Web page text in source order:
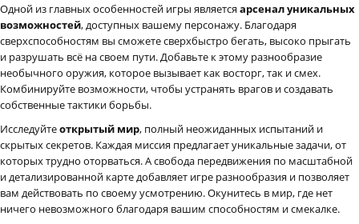
Одной из главных особенностей игры является арсенал уникальных
возможностей, доступных вашему персонажу. Благодаря
сверхспособностям вы сможете сверхбыстро бегать, высоко прыгать
и разрушать всё на своем пути. Добавьте к этому разнообразие
необычного оружия, которое вызывает как восторг, так и смех.
Комбинируйте возможности, чтобы устранять врагов и создавать
собственные тактики борьбы.
Исследуйтеоткрытый мир, полный неожиданных испытаний и
скрытых секретов. Каждая миссия предлагает уникальные задачи, от
которых трудно оторваться. А свобода передвижения по масштабной
и детализированной карте добавляет игре разнообразия и позволяет
вам действовать по своему усмотрению. Окунитесь в мир, где нет
ничего невозможного благодаря вашим способностям и смекалке.